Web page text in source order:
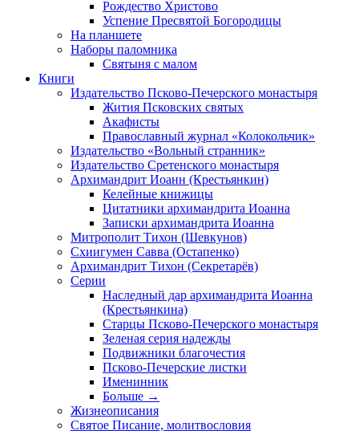
Рождество Христово
Успение Пресвятой Богородицы
На планшете
Наборы паломника
Святыня с малом
Книги
Издательство Псково-Печерского монастыря
Жития Псковских святых
Акафисты
Православный журнал «Колокольчик»
Издательство «Вольный странник»
Издательство Сретенского монастыря
Архимандрит Иоанн (Крестьянкин)
Келейные книжицы
Цитатники архимандрита Иоанна
Записки архимандрита Иоанна
Митрополит Тихон (Шевкунов)
Схиигумен Савва (Остапенко)
Архимандрит Тихон (Секретарёв)
Серии
Наследный дар архимандрита Иоанна
(Крестьянкина)
Старцы Псково-Печерского монастыря
Зеленая серия надежды
Подвижники благочестия
Псково-Печерские листки
Именинник
Больше →
Жизнеописания
Святое Писание, молитвословия